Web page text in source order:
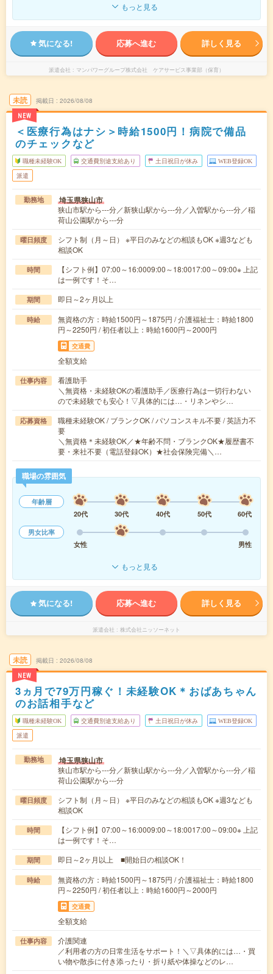
もっと見る
気になる! 応募へ進む 詳しく見る
派遣会社 マンパワーグループ株式会社 ケアサービス事業部（保育）
未読
NEW
掲載日 2026/08/08
＜医療行為はナシ＞時給1500円！病院で備品
のチェックなど
職種未経験OK 交通費別途支給あり 土日祝日が休み WEB登録OK
派遣
勤務地 埼玉県狭山市
狭山市駅から---分／新狭山駅から---分／入曽駅から---分／稲
荷山公園駅から---分
曜日頻度
シフト制（月～日） ※平日のみなどの相談もOK ※週3なども
相談OK
時間
【シフト例】07:00～16:0009:00～18:0017:00～09:00※ 上記
は一例です！そ…
期間 即日～2ヶ月以上
時給
無資格の方：時給1500円～1875円 / 介護福祉士：時給1800
円～2250円 / 初任者以上：時給1600円～2000円
交通費
全額支給
仕事内容
看護助手
＼無資格・未経験OKの看護助手／医療行為は一切行わない
ので未経験でも安心！▽具体的には…・リネンやシ…
応募資格
職種未経験OK / ブランクOK / パソコンスキル不要 / 英語力不
要
＼無資格＊未経験OK／★年齢不問・ブランクOK★履歴書不
要・来社不要（電話登録OK）★社会保険完備＼…
職場の雰囲気
年齢層
20代
30代 40代 50代
60代
男女比率
女性
男性
もっと見る
気になる! 応募へ進む 詳しく見る
派遣会社 株式会社ニッソーネット
未読
NEW
掲載日 2026/08/08
3ヵ月で79万円稼ぐ！未経験OK＊おばあちゃん
のお話相手など
職種未経験OK 交通費別途支給あり 土日祝日が休み WEB登録OK
派遣
勤務地 埼玉県狭山市
狭山市駅から---分／新狭山駅から---分／入曽駅から---分／稲
荷山公園駅から---分
曜日頻度
シフト制（月～日） ※平日のみなどの相談もOK ※週3なども
相談OK
時間
【シフト例】07:00～16:0009:00～18:0017:00～09:00※ 上記
は一例です！そ…
期間 即日～2ヶ月以上 ■開始日の相談OK！
時給
無資格の方：時給1500円～1875円 / 介護福祉士：時給1800
円～2250円 / 初任者以上：時給1600円～2000円
交通費
全額支給
仕事内容
介護関連
／利用者の方の日常生活をサポート！＼▽具体的には…・買
い物や散歩に付き添ったり・折り紙や体操などのレ…